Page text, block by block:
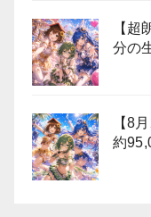
【超
分の
【8
約